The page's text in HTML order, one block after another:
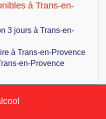
à Trans-en-
3 jours à Trans-en-
à Trans-en-Provence
en-Provence